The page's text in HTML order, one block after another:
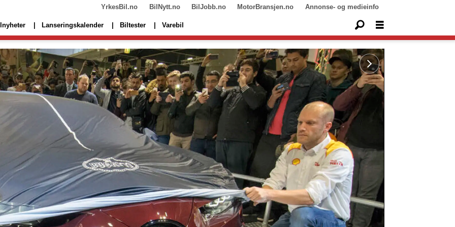
YrkesBil.no BilNytt.no BilJobb.no MotorBransjen.no Annonse- og medieinfo
Lanseringskalender Biltester Varebil